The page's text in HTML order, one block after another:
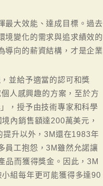
最大效能、達成目標。過去
境變化的需求與追求績效的
導向的薪資結構，才是企業
並給予適當的認可和獎
人感興趣的方案，至於方
，授予由技術專家和科學
內銷售額達200萬美元，
提升以外，3M還在1983年
員工抱怨，3M雖然允諾讓
品而獲得獎金。因此，3M
組每年更可能獲得多達90